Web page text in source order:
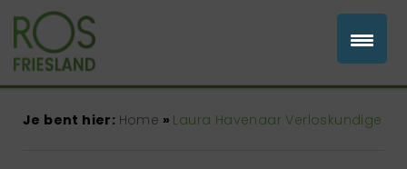
Je bent hier: Home » Laura Havenaar Verloskundige